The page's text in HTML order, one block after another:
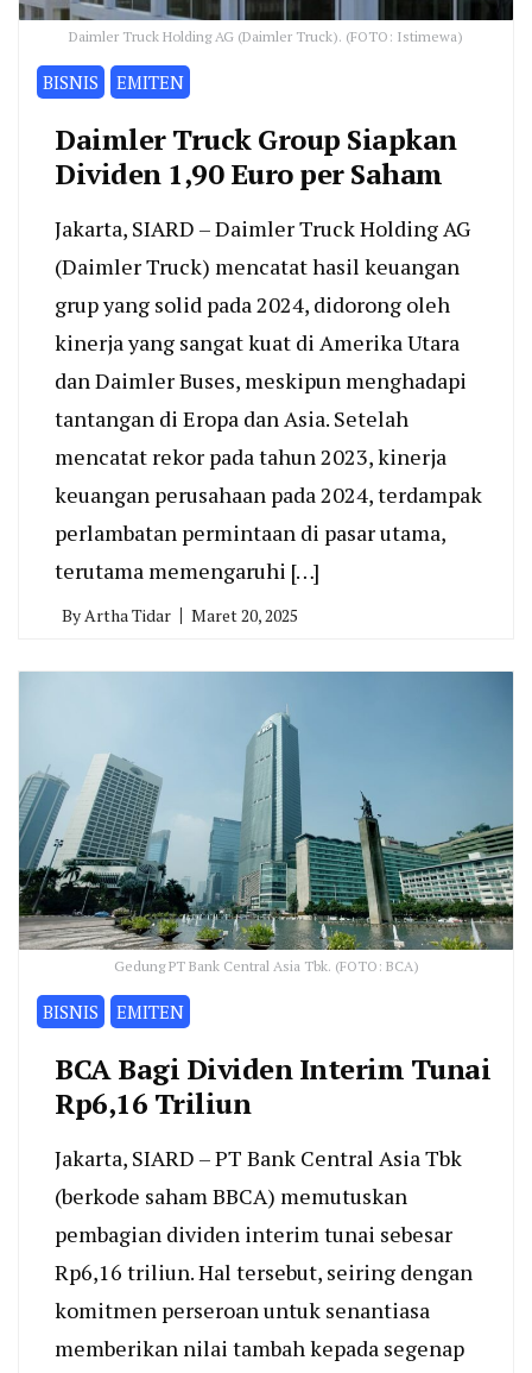
Daimler Truck Holding AG (Daimler Truck). (FOTO: Istimewa)
BISNIS EMITEN
Daimler Truck Group Siapkan
Dividen 1,90 Euro per Saham
Jakarta, SIARD – Daimler Truck Holding AG
(Daimler Truck) mencatat hasil keuangan
grup yang solid pada 2024, didorong oleh
kinerja yang sangat kuat di Amerika Utara
dan Daimler Buses, meskipun menghadapi
tantangan di Eropa dan Asia. Setelah
mencatat rekor pada tahun 2023, kinerja
keuangan perusahaan pada 2024, terdampak
perlambatan permintaan di pasar utama,
terutama memengaruhi […]
ByArtha Tidar Maret 20, 2025
Gedung PT Bank Central Asia Tbk. (FOTO: BCA)
BISNIS EMITEN
BCA Bagi Dividen Interim Tunai
Rp6,16 Triliun
Jakarta, SIARD – PT Bank Central Asia Tbk
(berkode saham BBCA) memutuskan
pembagian dividen interim tunai sebesar
Rp6,16 triliun. Hal tersebut, seiring dengan
komitmen perseroan untuk senantiasa
memberikan nilai tambah kepada segenap